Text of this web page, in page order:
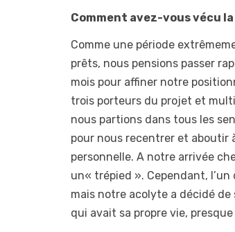
Comment avez-vous vécu
Comme une période
prêts, nous pensions passer
mois pour affiner notre
trois porteurs du projet et
nous partions dans tous les
pour nous recentrer et aboutir
personnelle. A notre arrivée
un« trépied ». Cependant,
mais notre acolyte a décidé
qui avait sa propre vie,